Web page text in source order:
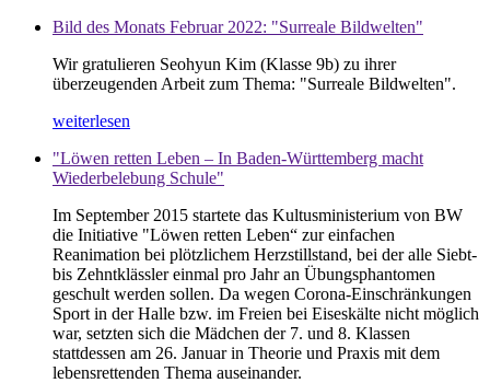
Bild des Monats Februar 2022: "Surreale Bildwelten"
Wir gratulieren Seohyun Kim (Klasse 9b) zu ihrer
überzeugenden Arbeit zum Thema: "Surreale Bildwelten".
weiterlesen
"Löwen retten Leben – In Baden-Württemberg macht
Wiederbelebung Schule"
Im September 2015 startete das Kultusministerium von BW
die Initiative "Löwen retten Leben“ zur einfachen
Reanimation bei plötzlichem Herzstillstand, bei der alle Siebt-
bis Zehntklässler einmal pro Jahr an Übungsphantomen
geschult werden sollen. Da wegen Corona-Einschränkungen
Sport in der Halle bzw. im Freien bei Eiseskälte nicht möglich
war, setzten sich die Mädchen der 7. und 8. Klassen
stattdessen am 26. Januar in Theorie und Praxis mit dem
lebensrettenden Thema auseinander.